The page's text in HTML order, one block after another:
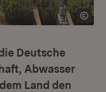
Deutsche
Abwasser
Land den